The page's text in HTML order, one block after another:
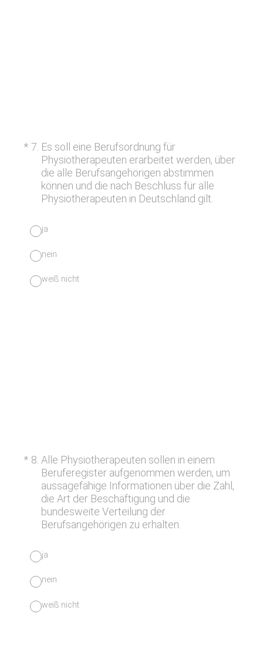
* 7 Es soll eine Berufsordnung für
Physiotherapeuten erarbeitet werden, über
die alle Berufsangehörigen abstimmen
können und die nach Beschluss für alle
Physiotherapeuten in Deutschland gilt.
(Erforderlich.)
ja
nein
weiß nicht
* 8 Alle Physiotherapeuten sollen in einem
Beruferegister aufgenommen werden, um
aussagefähige Informationen über die Zahl,
die Art der Beschäftigung und die
bundesweite Verteilung der
Berufsangehörigen zu erhalten.
(Erforderlich.)
ja
nein
weiß nicht